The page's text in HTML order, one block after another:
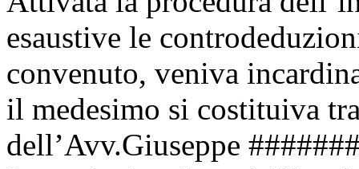
esaustive le
convenuto, veniva
il medesimo si costituiva
dell’Avv.Giuseppe